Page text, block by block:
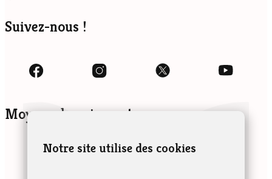
Suivez-nous !
Moyens de paiement
Notre site utilise des cookies